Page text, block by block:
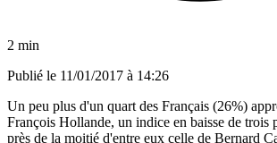
2 min
Publié le 11/01/2017 à 14:26
Un peu plus d'un quart des Français (26%)
François Hollande, un indice en baisse de trois
près de la moitié d'entre eux celle de Bernard